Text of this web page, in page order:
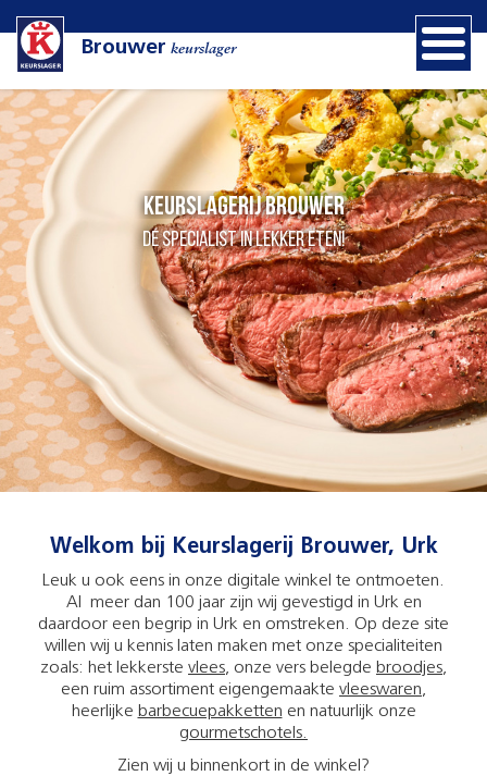
Brouwer keurslager
Keurslagerij Brouwer
Dé specialist in lekker eten!
Welkom bij Keurslagerij Brouwer, Urk
Leuk u ook eens in onze digitale winkel te ontmoeten.
Al meer dan 100 jaar zijn wij gevestigd in Urk en
daardoor een begrip in Urk en omstreken. Op deze site
willen wij u kennis laten maken met onze specialiteiten
zoals: het lekkerste vlees, onze vers belegde broodjes,
een ruim assortiment eigengemaakte vleeswaren,
heerlijke barbecuepakketten en natuurlijk onze
gourmetschotels.
Zien wij u binnenkort in de winkel?